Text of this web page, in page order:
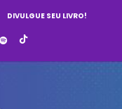
DIVULGUE SEU LIVRO!